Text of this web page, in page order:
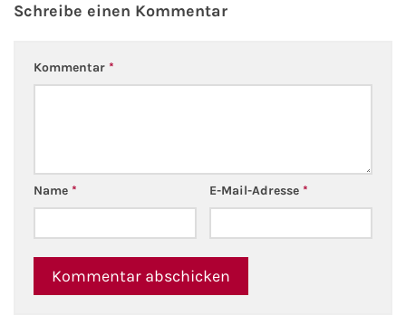
Fähre nach England
Fähre nach Litauen
Kreuzfahrt-Newsletter
Kreuzfahrt-Bücher
Schreibe einen Kommentar
Kommentar *
Name * E-Mail-Adresse *